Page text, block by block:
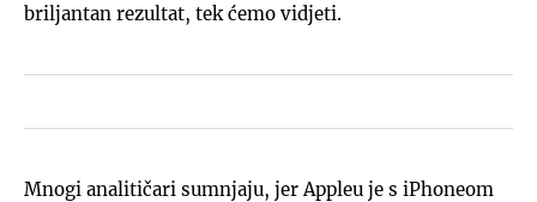
briljantan rezultat, tek ćemo vidjeti.
Mnogi analitičari sumnjaju, jer Appleu je s iPhoneom